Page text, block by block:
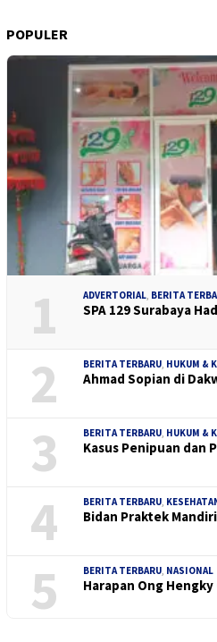
POPULER
1 ADVERTORIAL BERITA
SPA 129 Surabaya
2 BERITA TERBARU HUKUM &
Ahmad Sopian di
3 BERITA TERBARU HUKUM &
Kasus Penipuan dan
4 BERITA TERBARU
Bidan Praktek
5 BERITA TERBARU NASIONAL
Harapan Ong